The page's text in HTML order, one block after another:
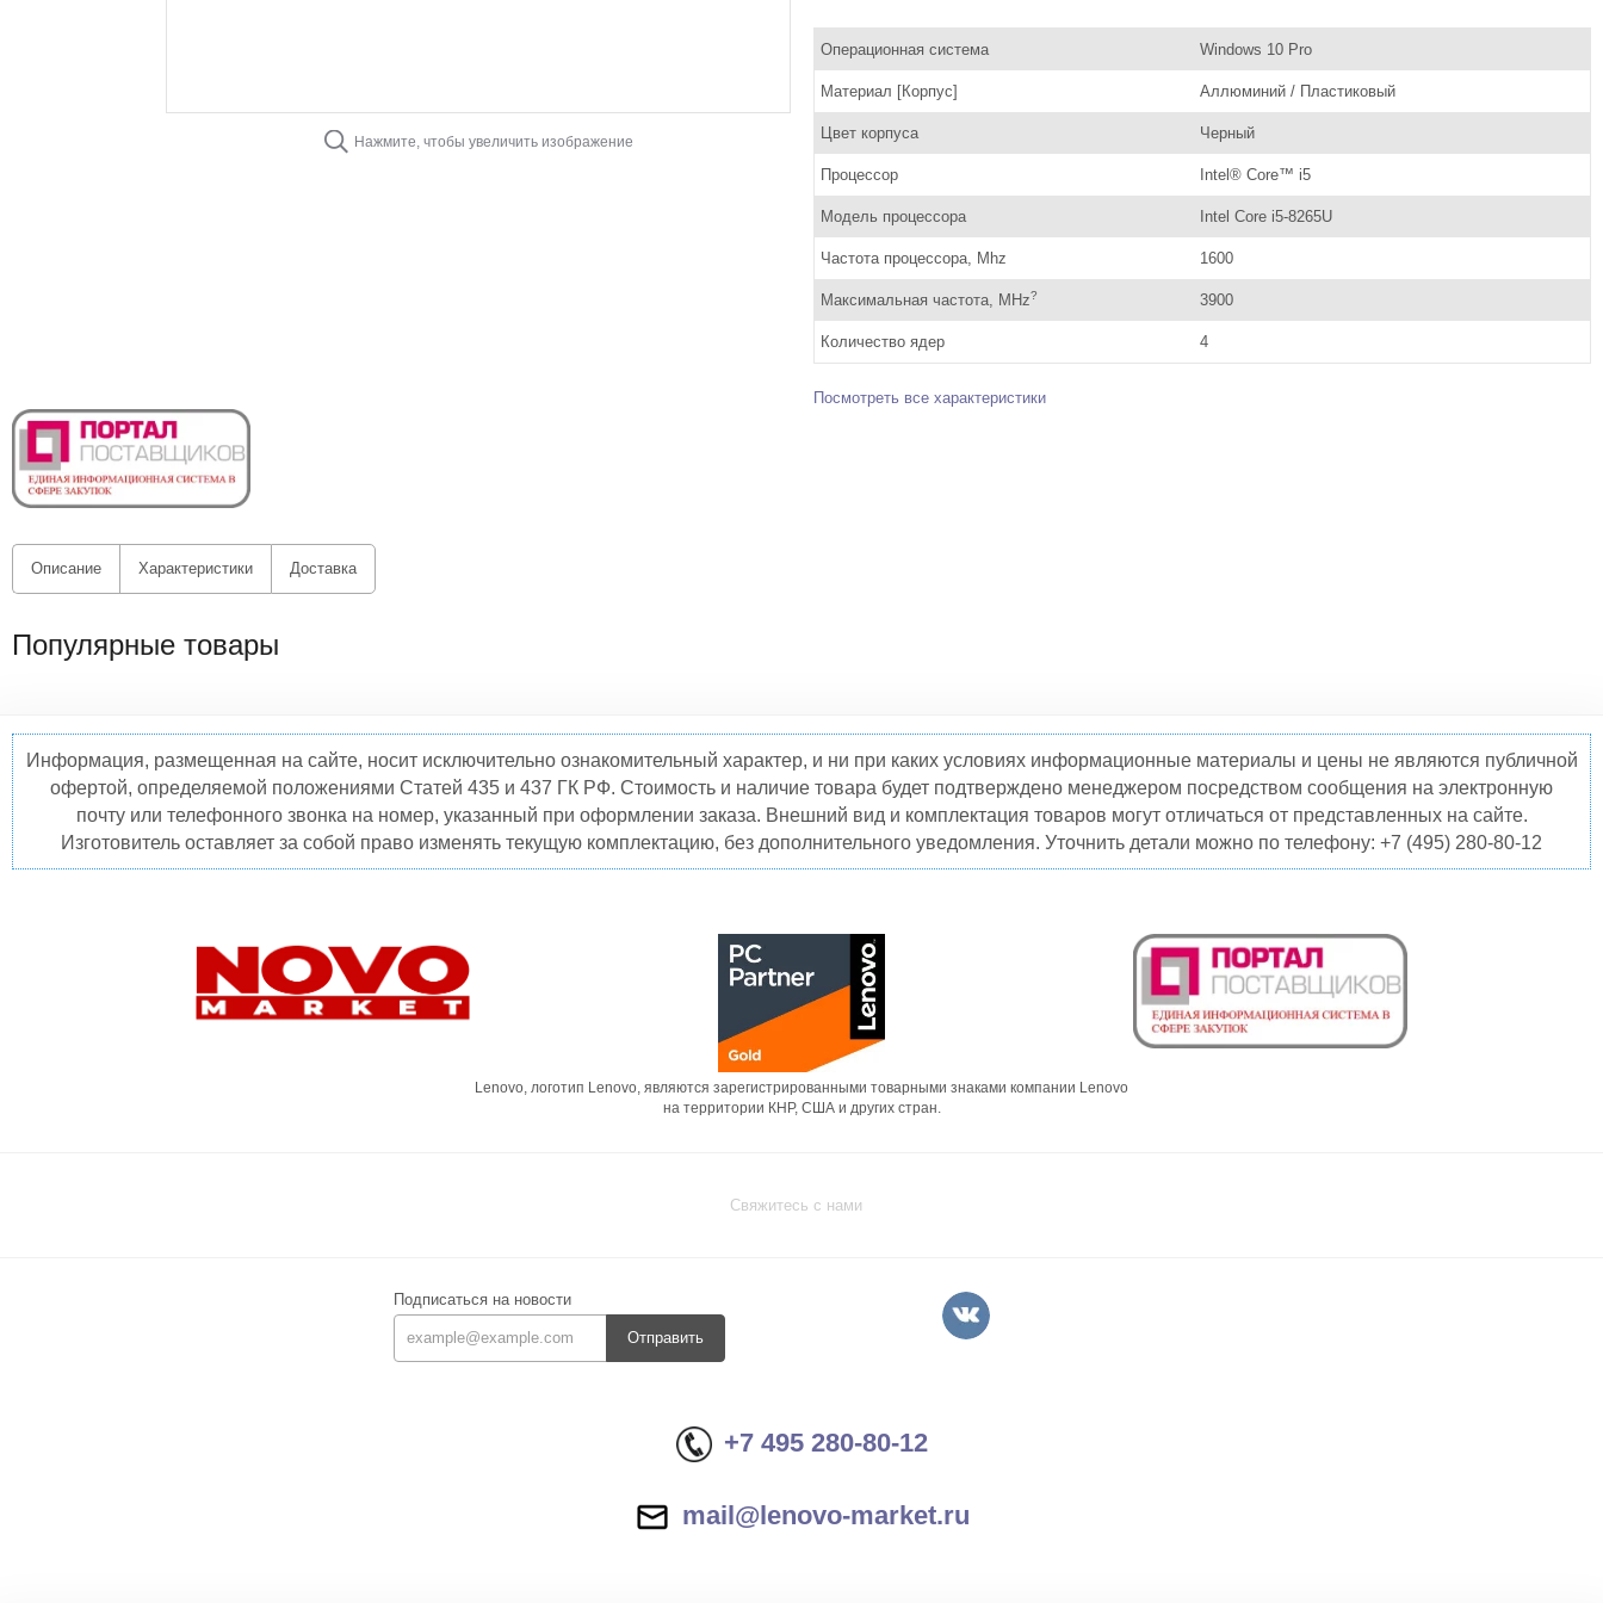
Нажмите, чтобы увеличить изображение
Операционная система Windows 10 Pro
Материал [Корпус] Аллюминий / Пластиковый
Цвет корпуса Черный
Процессор Intel® Core™ i5
Модель процессора Intel Core i5-8265U
Частота процессора, Mhz 1600
Максимальная частота, MHz? 3900
Количество ядер 4
Посмотреть все характеристики
Описание Характеристики Доставка
Популярные товары
Информация, размещенная на сайте, носит исключительно ознакомительный характер, и ни при каких условиях информационные материалы и цены не являются публичной
офертой, определяемой положениями Статей 435 и 437 ГК РФ. Стоимость и наличие товара будет подтверждено менеджером посредством сообщения на электронную
почту или телефонного звонка на номер, указанный при оформлении заказа. Внешний вид и комплектация товаров могут отличаться от представленных на сайте.
Изготовитель оставляет за собой право изменять текущую комплектацию, без дополнительного уведомления. Уточнить детали можно по телефону: +7 (495) 280-80-12
Lenovo, логотип Lenovo, являются зарегистрированными товарными знаками компании Lenovo
на территории КНР, США и других стран.
Свяжитесь с нами
Подписаться на новости
Отправить
+7 495 280-80-12
mail@lenovo-market.ru